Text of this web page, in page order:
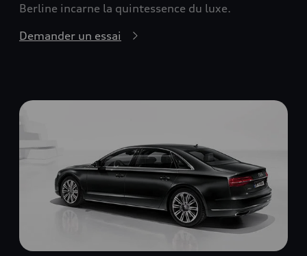
Berline incarne la quintessence du luxe.
Demander un essai